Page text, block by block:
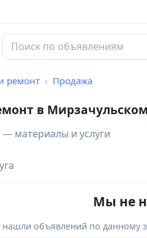
ремонт Продажа
в
материалы и услуги
Мы не
объявлений по данному